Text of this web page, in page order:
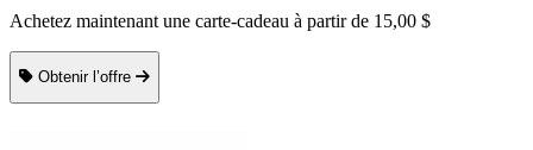
Achetez maintenant une carte-cadeau à partir de 15,00 $
Obtenir l’offre